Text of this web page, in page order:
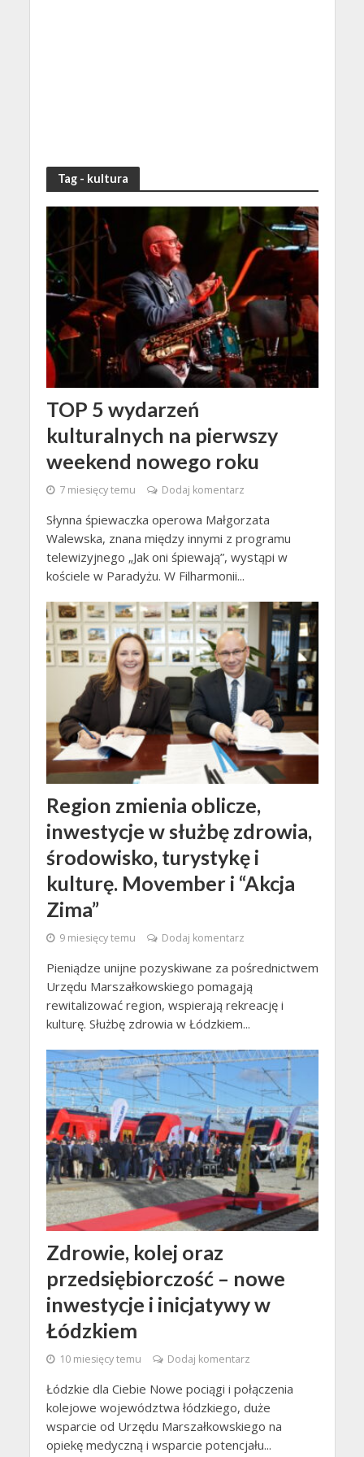
Tag - kultura
TOP 5 wydarzeń
kulturalnych na pierwszy
weekend nowego roku
7 miesięcy temu Dodaj komentarz
Słynna śpiewaczka operowa Małgorzata
Walewska, znana między innymi z programu
telewizyjnego „Jak oni śpiewają”, wystąpi w
kościele w Paradyżu. W Filharmonii...
Region zmienia oblicze,
inwestycje w służbę zdrowia,
środowisko, turystykę i
kulturę. Movember i “Akcja
Zima”
9 miesięcy temu Dodaj komentarz
Pieniądze unijne pozyskiwane za pośrednictwem
Urzędu Marszałkowskiego pomagają
rewitalizować region, wspierają rekreację i
kulturę. Służbę zdrowia w Łódzkiem...
Zdrowie, kolej oraz
przedsiębiorczość – nowe
inwestycje i inicjatywy w
Łódzkiem
10 miesięcy temu Dodaj komentarz
Łódzkie dla Ciebie Nowe pociągi i połączenia
kolejowe województwa łódzkiego, duże
wsparcie od Urzędu Marszałkowskiego na
opiekę medyczną i wsparcie potencjału...